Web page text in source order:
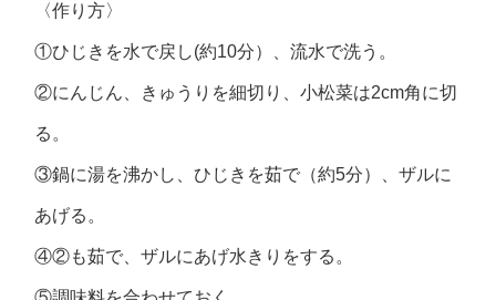
〈作り方〉
①ひじきを水で戻し(約10分）、流水で洗う。
②にんじん、きゅうりを細切り、小松菜は2cm角に切
る。
③鍋に湯を沸かし、ひじきを茹で（約5分）、ザルに
あげる。
④②も茹で、ザルにあげ水きりをする。